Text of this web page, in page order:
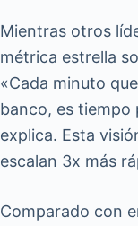
Mientras otros
métrica estrella
«Cada minuto
banco, es tiempo
explica. Esta
escalan 3x más
Comparado con